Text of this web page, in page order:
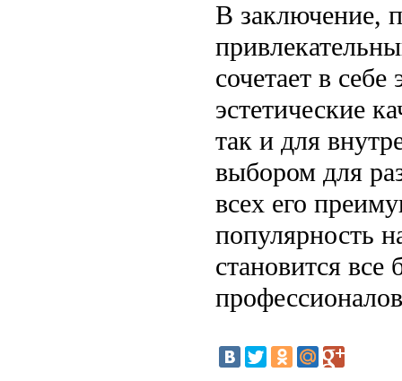
В заключение,
сочетает в
эстетические
так и для
выбором для
всех его
популярность
становится все